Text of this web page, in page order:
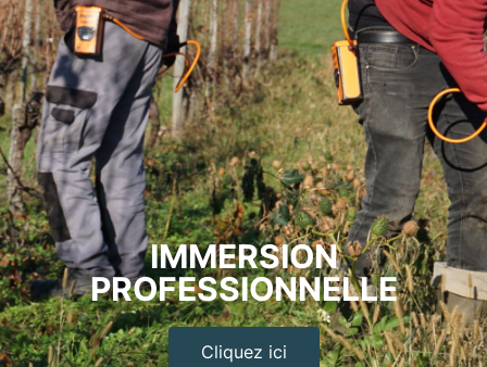
IMMERSION
PROFESSIONNELLE
Cliquez ici